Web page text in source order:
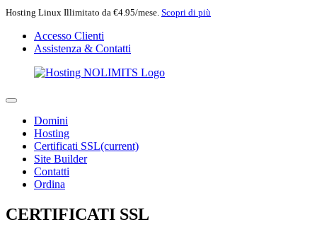
Hosting Linux Illimitato da €4.95/mese. Scopri di più
Accesso Clienti
Assistenza & Contatti
Domini
Hosting
Certificati SSL(current)
Site Builder
Contatti
Ordina
CERTIFICATI SSL